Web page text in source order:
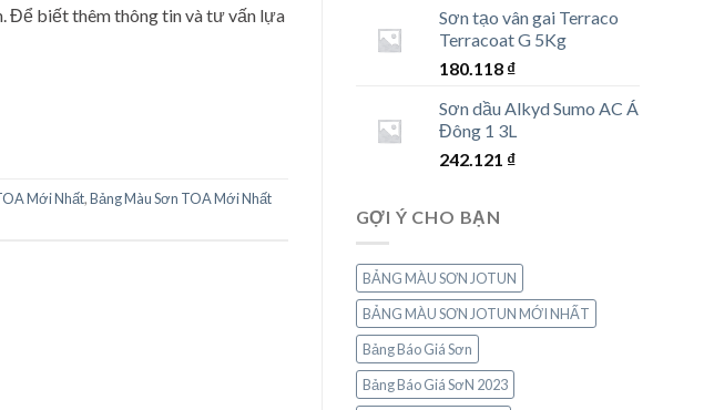
Để biết thêm thông tin và tư vấn lựa
Mới Nhất,Bảng Màu Sơn TOA Mới Nhất
Sơn tạo vân gai Terraco
Terracoat G 5Kg
180.118 ₫
Sơn dầu Alkyd Sumo AC Á
Đông 1 3L
242.121 ₫
GỢI Ý CHO BẠN
BẢNG MÀU SƠN JOTUN
BẢNG MÀU SƠN JOTUN MỚI NHẤT
Bảng Báo Giá Sơn
Bảng Báo Giá SơN 2023